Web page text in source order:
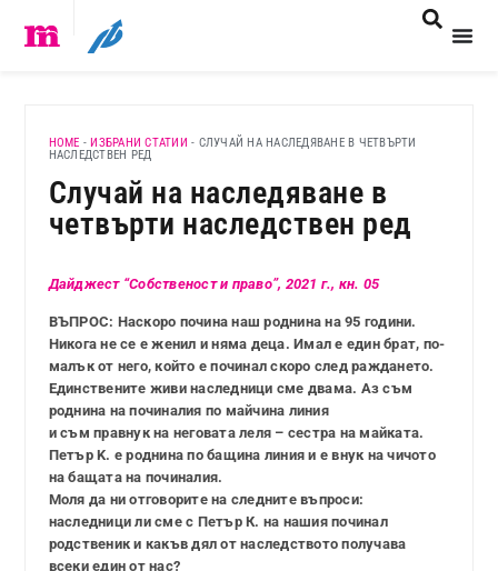
HOME - ИЗБРАНИ СТАТИИ - СЛУЧАЙ НА НАСЛЕДЯВАНЕ В ЧЕТВЪРТИ
НАСЛЕДСТВЕН РЕД
Случай на наследяване в
четвърти наследствен ред
Дайджест “Собственост и право”, 2021 г., кн. 05
ВЪПРОС: Наскоро почина наш роднина на 95 години.
Никога не се е женил и няма деца. Имал е един брат, по-
малък от него, който е починал скоро след раждането.
Единствените живи наследници сме двама. Аз съм
роднина на починалия по майчина линия
и съм правнук на неговата леля – сестра на майката.
Петър K. е роднина по бащина линия и е внук на чичото
на бащата на починалия.
Моля да ни отговорите на следните въпроси:
наследници ли сме с Петър К. на нашия починал
родственик и какъв дял от наследството получава
всеки един от нас?